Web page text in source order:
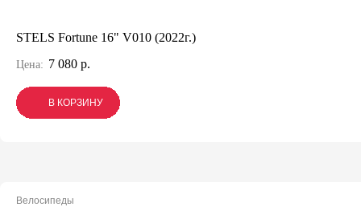
STELS Fortune 16" V010 (2022г.)
Цена: 7 080 р.
В КОРЗИНУ
В КОРЗИНУ
В КОРЗИНУ
Велосипеды